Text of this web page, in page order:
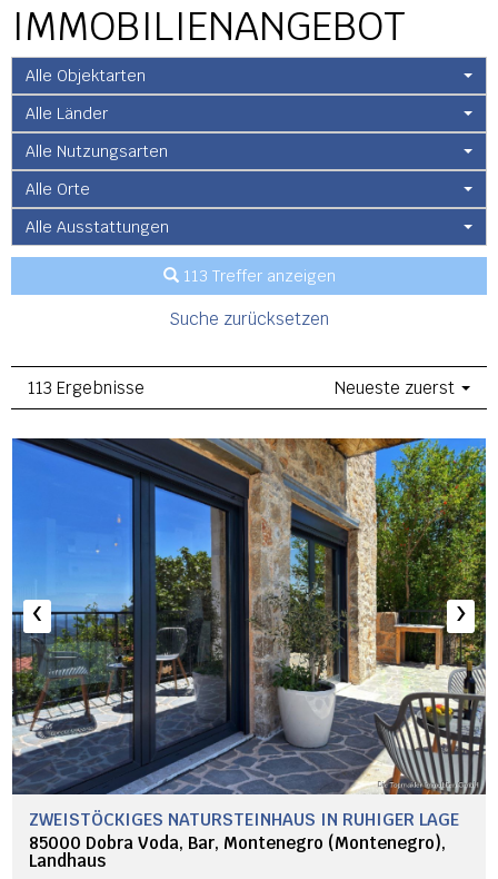
IMMOBILIEN­ANGEBOT
Alle Objektarten
Alle Länder
Alle Nutzungsarten
Alle Orte
Alle Ausstattungen
113 Treffer anzeigen
Suche zurücksetzen
113 Ergebnisse Neueste zuerst
‹ ›
ZWEISTÖCKIGES NATURSTEINHAUS IN RUHIGER LAGE
85000 Dobra Voda, Bar, Montenegro (Montenegro),
Landhaus